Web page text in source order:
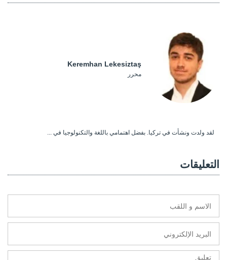
Keremhan Lekesiztaş
محرر
لقد ولدت ونشأت في تركيا. بفضل اهتمامي باللغة والتكنولوجيا في ...
التعليقات